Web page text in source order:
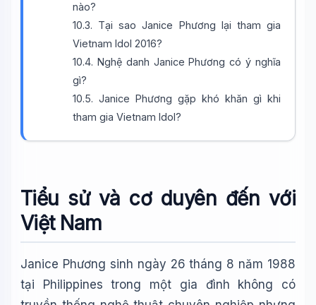
nào?
10.3. Tại sao Janice Phương lại tham gia
Vietnam Idol 2016?
10.4. Nghệ danh Janice Phương có ý nghĩa
gì?
10.5. Janice Phương gặp khó khăn gì khi
tham gia Vietnam Idol?
Tiểu sử và cơ duyên đến với
Việt Nam
Janice Phương sinh ngày 26 tháng 8 năm 1988
tại Philippines trong một gia đình không có
🤖